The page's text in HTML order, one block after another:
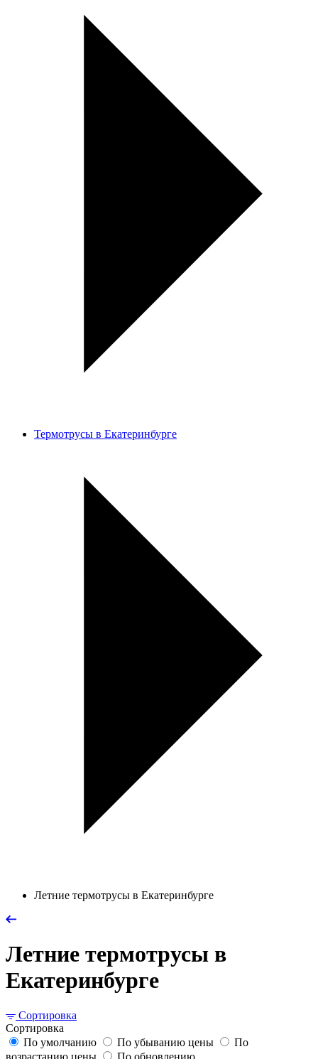
Термотрусы в Екатеринбурге
Летние термотрусы в Екатеринбурге
Летние термотрусы в
Екатеринбурге
Сортировка
Сортировка
По умолчанию
По убыванию цены
По
возрастанию цены
По обновлению